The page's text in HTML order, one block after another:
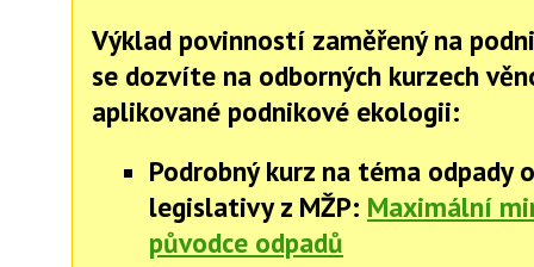
Výklad povinností zaměřený na
se dozvíte na odborných kurzech
aplikované podnikové ekologii:
Podrobný kurz na téma odpady
legislativy z MŽP: Maximální
původce odpadů